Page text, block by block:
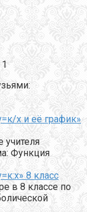
х и её график»
учителя
Функция
8 класс
в 8 классе по